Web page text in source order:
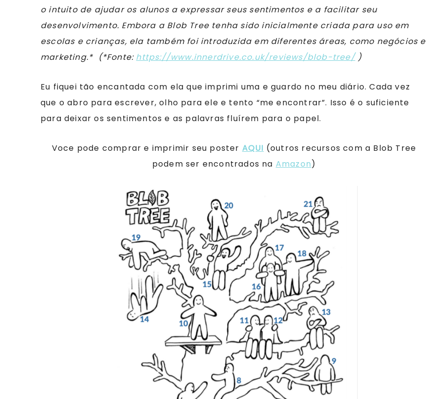
o intuito de ajudar os alunos a expressar seus sentimentos e a facilitar seu
desenvolvimento. Embora a Blob Tree tenha sido inicialmente criada para uso em
escolas e crianças, ela também foi introduzida em diferentes áreas, como negócios e
marketing.* (*Fonte: https://www.innerdrive.co.uk/reviews/blob-tree/)
Eu fiquei tão encantada com ela que imprimi uma e guardo no meu diário. Cada vez
que o abro para escrever, olho para ele e tento “me encontrar”. Isso é o suficiente
para deixar os sentimentos e as palavras fluírem para o papel.
Voce pode comprar e imprimir seu poster AQUI (outros recursos com a Blob Tree
podem ser encontrados na Amazon)